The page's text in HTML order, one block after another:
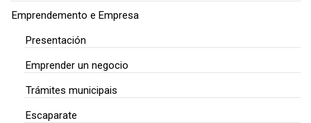
Emprendemento e Empresa
Presentación
Emprender un negocio
Trámites municipais
Escaparate